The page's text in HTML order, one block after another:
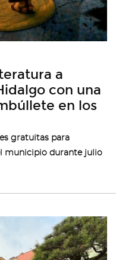
a
con una
en los
gratuitas para
municipio durante julio